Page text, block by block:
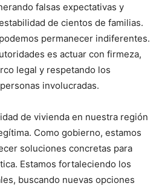
falsas expectativas y
de cientos de familias.
permanecer indiferentes.
es actuar con firmeza,
legal y respetando los
involucradas.
de vivienda en nuestra región
Como gobierno, estamos
soluciones concretas para
Estamos fortaleciendo los
buscando nuevas opciones